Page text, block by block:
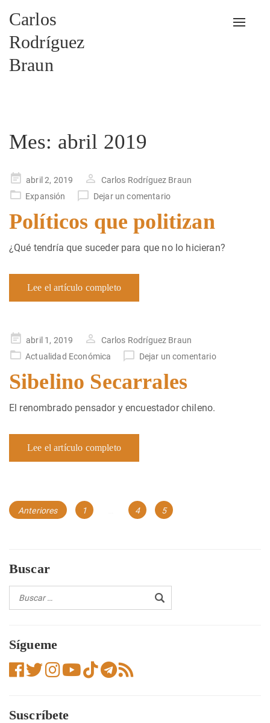
Carlos
Rodríguez
Braun
Mes: abril 2019
Publicado
en
abril 2, 2019
Carlos Rodríguez Braun
Expansión
Dejar un comentario
Políticos que politizan
¿Qué tendría que suceder para que no lo hicieran?
Lee el artículo completo
Publicado
en
abril 1, 2019
Carlos Rodríguez Braun
Actualidad Económica
Dejar un comentario
Sibelino Secarrales
El renombrado pensador y encuestador chileno.
Lee el artículo completo
Navegación
entradas
Anteriores Página
1 Página
4 Página
5
Buscar
Sígueme
Suscríbete